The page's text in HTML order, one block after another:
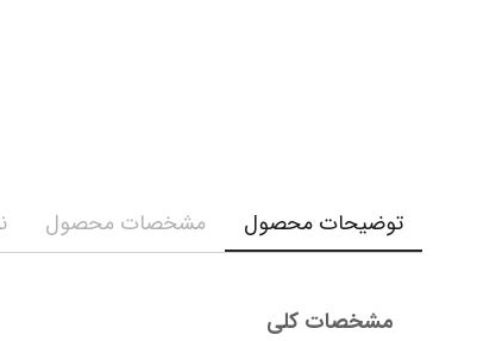
توضیحات محصول مشخصات محصول
مشخصات کلی